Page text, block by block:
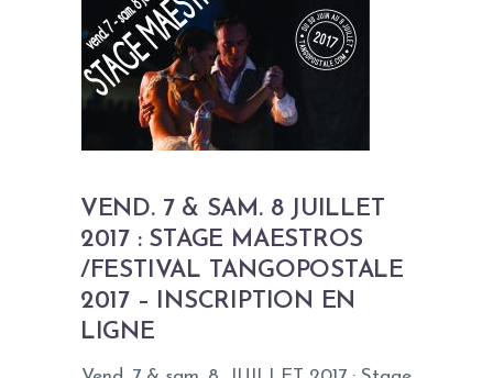
VEND. 7 & SAM. 8 JUILLET
2017 : STAGE MAESTROS
/FESTIVAL TANGOPOSTALE
2017 – INSCRIPTION EN
LIGNE